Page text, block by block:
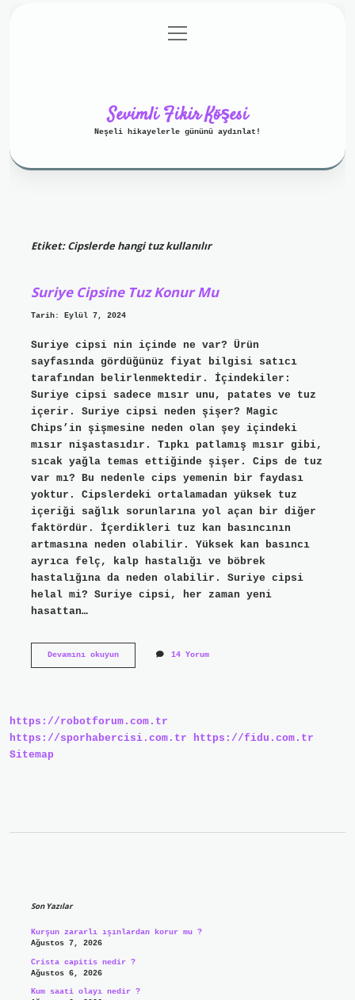
Gizlilik Politikası
menüyü
aç
Sevimli Fikir Köşesi
Neşeli hikayelerle gününü aydınlat!
Etiket:Cipslerde hangi tuz kullanılır
Suriye Cipsine Tuz Konur Mu
Tarih: Eylül 7, 2024
Suriye cipsi nin içinde ne var? Ürün
sayfasında gördüğünüz fiyat bilgisi satıcı
tarafından belirlenmektedir. İçindekiler:
Suriye cipsi sadece mısır unu, patates ve tuz
içerir. Suriye cipsi neden şişer? Magic
Chips’in şişmesine neden olan şey içindeki
mısır nişastasıdır. Tıpkı patlamış mısır gibi,
sıcak yağla temas ettiğinde şişer. Cips de tuz
var mı? Bu nedenle cips yemenin bir faydası
yoktur. Cipslerdeki ortalamadan yüksek tuz
içeriği sağlık sorunlarına yol açan bir diğer
faktördür. İçerdikleri tuz kan basıncının
artmasına neden olabilir. Yüksek kan basıncı
ayrıca felç, kalp hastalığı ve böbrek
hastalığına da neden olabilir. Suriye cipsi
helal mi? Suriye cipsi, her zaman yeni
hasattan…
Devamını okuyunSuriye
14 Yorum
https://robotforum.com.tr
https://sporhabercisi.com.tr
https://fidu.com.tr
Sitemap
Son Yazılar
Kurşun zararlı ışınlardan korur mu ?
Ağustos 7, 2026
Crista capitis nedir ?
Ağustos 6, 2026
Kum saati olayı nedir ?